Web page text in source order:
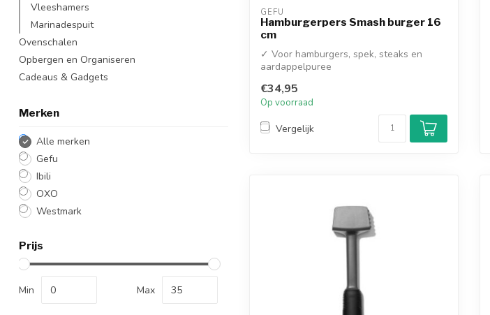
Vleeshamers
Marinadespuit
Ovenschalen
Opbergen en Organiseren
Cadeaus & Gadgets
Merken
Alle merken
Gefu
Ibili
OXO
Westmark
Prijs
Min Max
GEFU
Hamburgerpers Smash burger 16
cm
✓ Voor hamburgers, spek, steaks en
aardappelpuree
€34,95
Op voorraad
Vergelijk